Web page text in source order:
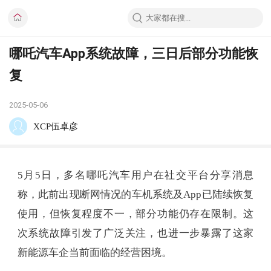
哪吒汽车App系统故障，三日后部分功能恢
复
2025-05-06
XCP伍卓彦
5月5日，多名哪吒汽车用户在社交平台分享消息
称，此前出现断网情况的车机系统及App已陆续恢复
使用，但恢复程度不一，部分功能仍存在限制。这
次系统故障引发了广泛关注，也进一步暴露了这家
新能源车企当前面临的经营困境。